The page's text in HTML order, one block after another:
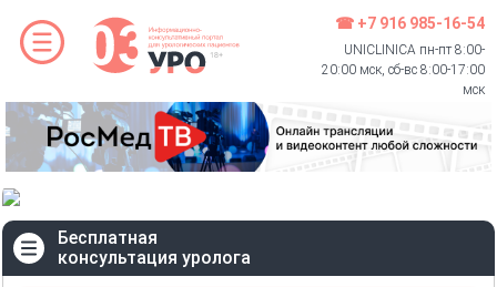
☎ +7 916 985-16-54
UNICLINICA пн-пт 8:00-
20:00 мск, сб-вс 8:00-17:00
мск
Бесплатная
консультация уролога